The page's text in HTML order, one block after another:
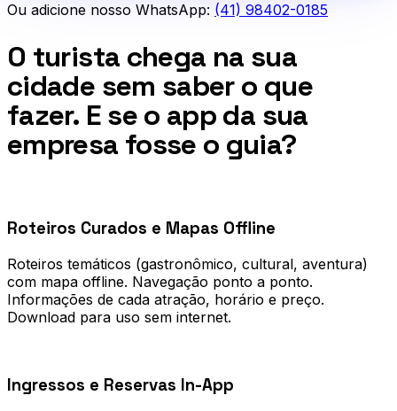
Ou adicione nosso WhatsApp: (41) 98402-0185
O turista chega na sua
cidade sem saber o que
fazer. E se o app da sua
empresa fosse o guia?
Roteiros Curados e Mapas Offline
Roteiros temáticos (gastronômico, cultural, aventura)
com mapa offline. Navegação ponto a ponto.
Informações de cada atração, horário e preço.
Download para uso sem internet.
Ingressos e Reservas In-App